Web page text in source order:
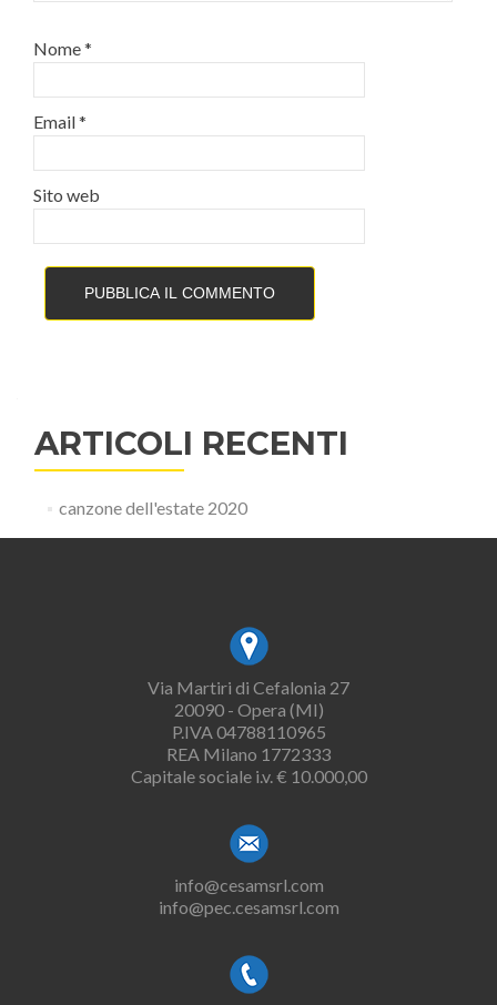
Nome*
Email*
Sito web
ARTICOLI RECENTI
canzone dell'estate 2020
Via Martiri di Cefalonia 27
20090 - Opera (MI)
P.IVA 04788110965
REA Milano 1772333
Capitale sociale i.v. € 10.000,00
info@cesamsrl.com
info@pec.cesamsrl.com